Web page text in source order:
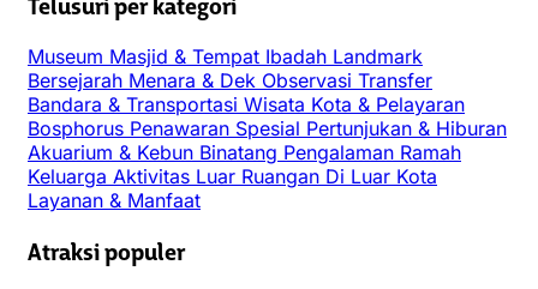
Museum Masjid & Tempat Ibadah Landmark
Bersejarah Menara & Dek Observasi Transfer
Bandara & Transportasi Wisata Kota & Pelayaran
Bosphorus Penawaran Spesial Pertunjukan & Hiburan
Akuarium & Kebun Binatang Pengalaman Ramah
Keluarga Aktivitas Luar Ruangan Di Luar Kota
Layanan & Manfaat
Atraksi populer